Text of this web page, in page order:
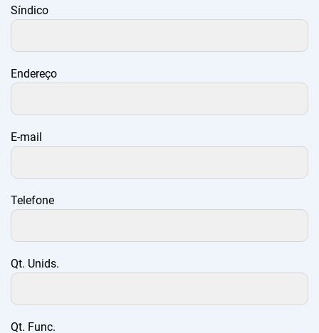
Síndico
Endereço
E-mail
Telefone
Qt. Unids.
Qt. Func.